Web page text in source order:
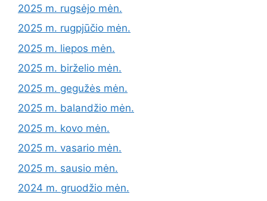
2025 m. rugsėjo mėn.
2025 m. rugpjūčio mėn.
2025 m. liepos mėn.
2025 m. birželio mėn.
2025 m. gegužės mėn.
2025 m. balandžio mėn.
2025 m. kovo mėn.
2025 m. vasario mėn.
2025 m. sausio mėn.
2024 m. gruodžio mėn.